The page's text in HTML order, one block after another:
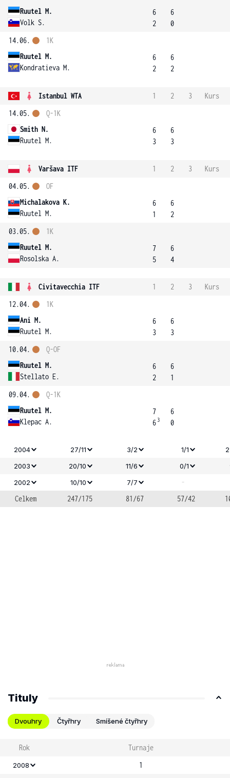
Ruutel M.
Volk S.
6
2
6
0
14.06.
Ruutel M.
Kondratieva M.
1K
6
2
6
2
Istanbul WTA 1 2 3
Kurs
14.05.
Smith N.
Ruutel M.
Q-1K
6
3
6
3
Varšava ITF 1 2 3
Kurs
04.05.
Michalakova K.
Ruutel M.
OF
6
1
6
2
03.05.
Ruutel M.
Rosolska A.
1K
7
5
6
4
Civitavecchia ITF 1 2 3
Kurs
12.04.
Ani M.
Ruutel M.
1K
6
3
6
3
10.04.
Ruutel M.
Stellato E.
Q-OF
6
2
6
1
09.04.
Ruutel M.
Klepac A.
Q-1K
7
6 3
6
0
2004 27/11 3/2 1/1
2003
20/10 11/6 0/1
2002
10/10 7/7 -
Celkem 247/175 81/67 57/42
Tituly
Dvouhry Čtyřhry Smíšené čtyřhry
Rok Turnaje
2008 1